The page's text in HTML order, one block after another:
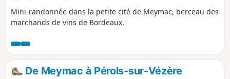
Mini-randonnée dans la petite cité de Meymac, berceau des
marchands de vins de Bordeaux.
De Meymac à Pérols-sur-Vézère